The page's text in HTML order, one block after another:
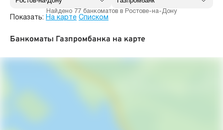
Найдено 77 банкоматов в Ростове-на-Дону
Показать: На карте Списком
Банкоматы Газпромбанка на карте